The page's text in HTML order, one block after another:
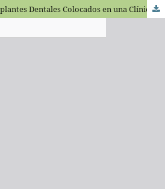
Caracterización de Implantes Dentales Colocados en una Clí­nica Odontológica Docencia-Servicio de Cali